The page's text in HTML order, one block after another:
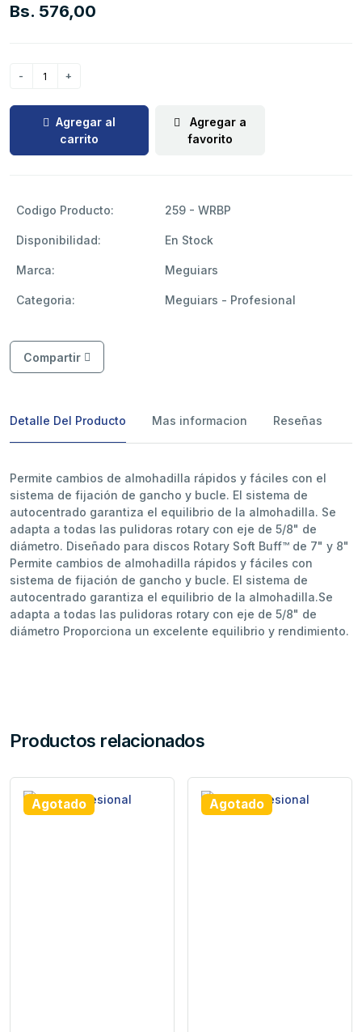
Bs. 576,00
Agregar al
carrito
Agregar a
favorito
Codigo Producto: 259 - WRBP
Disponibilidad: En Stock
Marca: Meguiars
Categoria: Meguiars - Profesional
Compartir
Detalle Del Producto Mas informacion Reseñas
Permite cambios de almohadilla rápidos y fáciles con el
sistema de fijación de gancho y bucle. El sistema de
autocentrado garantiza el equilibrio de la almohadilla. Se
adapta a todas las pulidoras rotary con eje de 5/8" de
diámetro. Diseñado para discos Rotary Soft Buff™ de 7" y 8"
Permite cambios de almohadilla rápidos y fáciles con
sistema de fijación de gancho y bucle. El sistema de
autocentrado garantiza el equilibrio de la almohadilla.Se
adapta a todas las pulidoras rotary con eje de 5/8" de
diámetro Proporciona un excelente equilibrio y rendimiento.
Productos relacionados
Agotado Agotado